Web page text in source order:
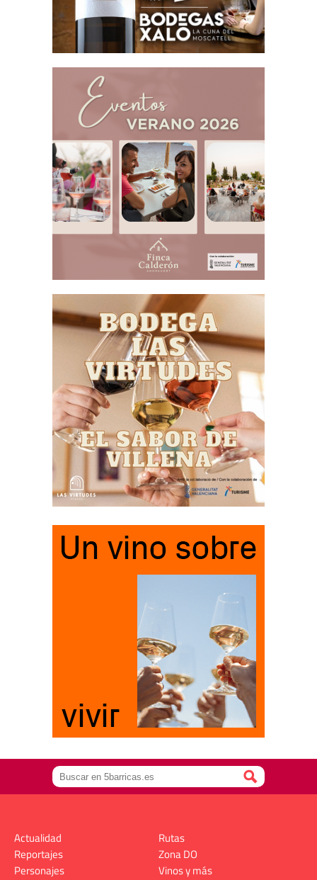
Actualidad
Reportajes
Personajes
Rutas
Zona DO
Vinos y más